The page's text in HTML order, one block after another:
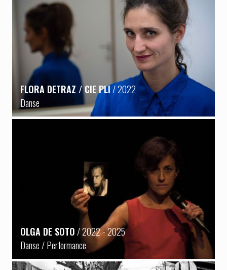
FLORA DETRAZ / CIE PLI/ 2022
Danse
OLGA DE SOTO/ 2022 - 2025
Danse / Performance